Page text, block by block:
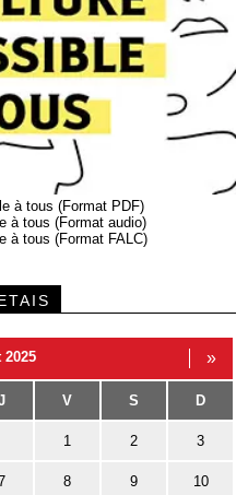
à tous (Format PDF)
à tous (Format audio)
à tous (Format FALC)
2025 »
V S D
1 2 3
8 9 10